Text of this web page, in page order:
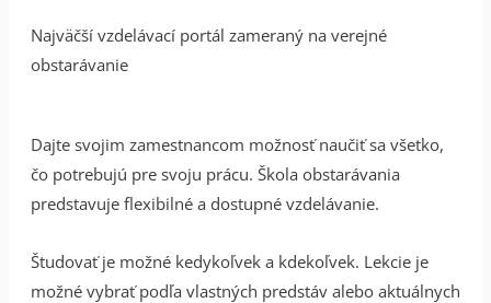
Najväčší vzdelávací portál zameraný na verejné
obstarávanie
Dajte svojim zamestnancom možnosť naučiť sa všetko,
čo potrebujú pre svoju prácu. Škola obstarávania
predstavuje flexibilné a dostupné vzdelávanie.
Študovať je možné kedykoľvek a kdekoľvek. Lekcie je
možné vybrať podľa vlastných predstáv alebo aktuálnych